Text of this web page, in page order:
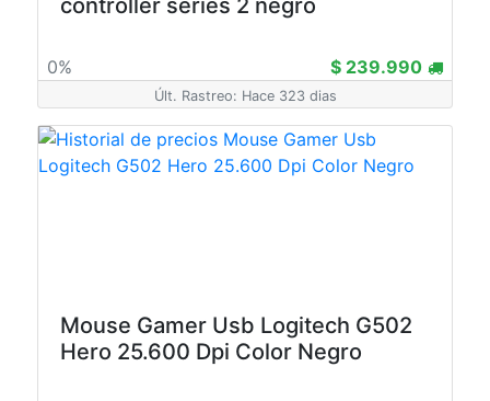
controller series 2 negro
0% $ 239.990
Últ. Rastreo: Hace 323 dias
Mouse Gamer Usb Logitech G502
Hero 25.600 Dpi Color Negro